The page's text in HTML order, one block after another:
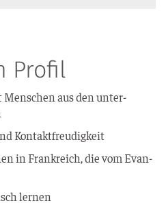
Profil
Men­schen aus den unter­
Kontaktfreudigkeit
in Frank­reich, die vom Evan­
lernen